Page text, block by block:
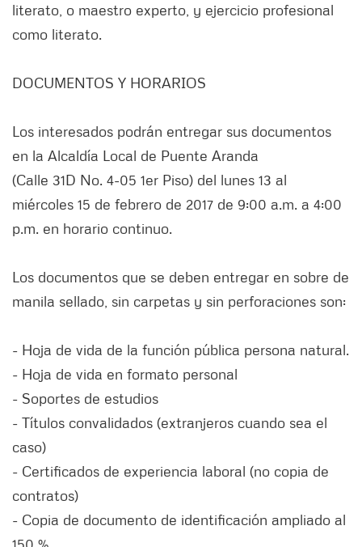
literato, o maestro experto, y ejercicio profesional
como literato.
DOCUMENTOS Y HORARIOS
Los interesados podrán entregar sus documentos
en la Alcaldía Local de Puente Aranda
(Calle 31D No. 4-05 1er Piso) del lunes 13 al
miércoles 15 de febrero de 2017 de 9:00 a.m. a 4:00
p.m. en horario continuo.
Los documentos que se deben entregar en sobre de
manila sellado, sin carpetas y sin perforaciones son:
- Hoja de vida de la función pública persona natural.
- Hoja de vida en formato personal
- Soportes de estudios
- Títulos convalidados (extranjeros cuando sea el
caso)
- Certificados de experiencia laboral (no copia de
contratos)
- Copia de documento de identificación ampliado al